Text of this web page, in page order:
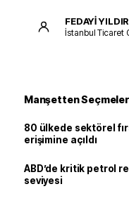
FEDAYİ
İstanbul Ticaret
Manşetten Seçmeler
80 ülkede sektörel
erişimine açıldı
ABD’de kritik petrol
seviyesi